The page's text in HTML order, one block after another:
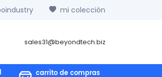
mi colección
sales31@beyondtech.biz
carrito de compras